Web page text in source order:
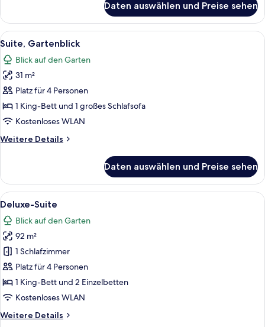
Gartenblick
Daten auswählen und Preise sehen
Alle
Fotos
für
Suite,
Gartenblick
anzeigen
Ein Hotelzimmer mit Holzboden,
10
Suite, Gartenblick
Blick auf den Garten
31 m²
Platz für 4 Personen
1 King-Bett und 1 großes Schlafsofa
Kostenloses WLAN
Weitere Details
Weitere
Gartenblick
Daten auswählen und Preise sehen
Alle
Fotos
für
Deluxe-
Suite
anzeigen
Ein Hotelzimmer mit einem Bett,
19
Deluxe-Suite
Blick auf den Garten
92 m²
1 Schlafzimmer
Platz für 4 Personen
1 King-Bett und 2 Einzelbetten
Kostenloses WLAN
Weitere Details
Weitere